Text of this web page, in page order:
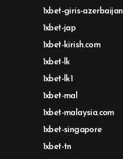
1xbet-giris-azerbaijan
1xbet-jap
1xbet-kirish.com
1xbet-lk
1xbet-lk1
1xbet-mal
1xbet-malaysia.com
1xbet-singapore
1xbet-tn